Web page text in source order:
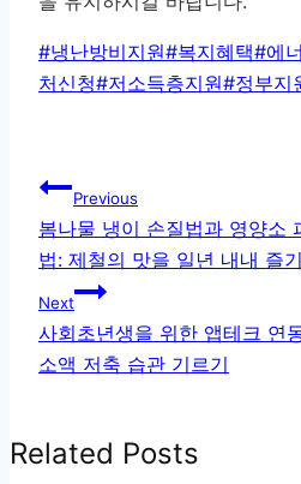
Post
Tags:
#냉난방비지원#복지혜택#에
처신청#저소득층지원#정부지
글
탐
색
Previous
봄나물 냉이 손질법과 영양소
법: 제철의 맛을 일년 내내 즐
Next
사회초년생을 위한 앱테크 연
소액 저축 습관 기르기
Related Posts